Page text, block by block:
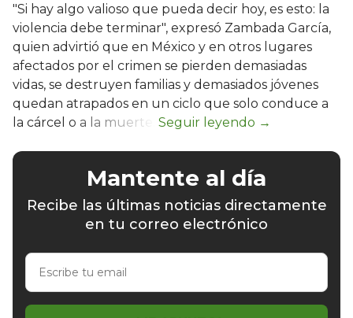
"Si hay algo valioso que pueda decir hoy, es esto: la
violencia debe terminar", expresó Zambada García,
quien advirtió que en México y en otros lugares
afectados por el crimen se pierden demasiadas
vidas, se destruyen familias y demasiados jóvenes
quedan atrapados en un ciclo que solo conduce a
la cárcel o a la muerte.
Mantente al día
Recibe las últimas noticias directamente
en tu correo electrónico
Escribe
email